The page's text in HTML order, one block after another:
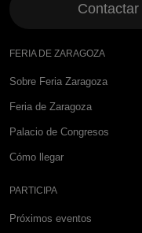
Contactar
FERIA DE ZARAGOZA
Sobre Feria Zaragoza
Feria de Zaragoza
Palacio de Congresos
Cómo llegar
PARTICIPA
Próximos eventos